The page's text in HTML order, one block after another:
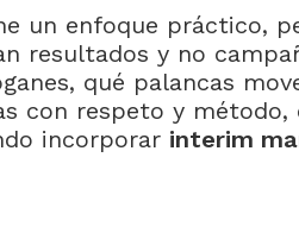
un enfoque práctico,
resultados y no
qué palancas
con respeto y método,
incorporar interim